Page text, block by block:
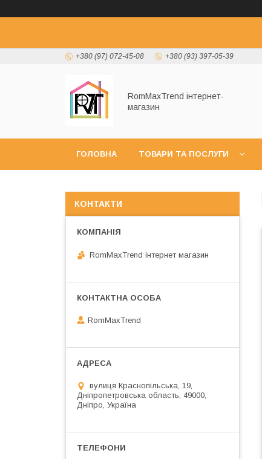
+380 (97) 072-45-08 +380 (93) 397-05-39
RomMaxTrend інтернет-
магазин
ГОЛОВНА ТОВАРИ ТА ПОСЛУГИ
КОНТАКТИ
RomMaxTrend інтернет магазин
RomMaxTrend
вулиця Краснопільська, 19,
Дніпропетровська область, 49000,
Дніпро, Україна